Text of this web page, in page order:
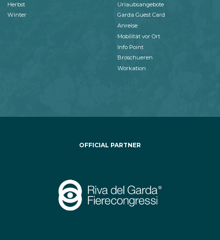
Herbst
Winter
Urlaubsangebote
Garda Guest Card
Anreise
Mobilität vor Ort
Info Point
Broschueren
Workation
OFFICIAL PARTNER